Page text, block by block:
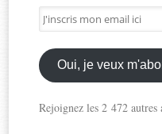
J'inscris
mon
email
ici
Oui, je veux
Rejoignez les 2 472 autres